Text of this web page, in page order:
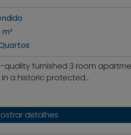
quality furnished 3 room
a historic protected…
detalhes